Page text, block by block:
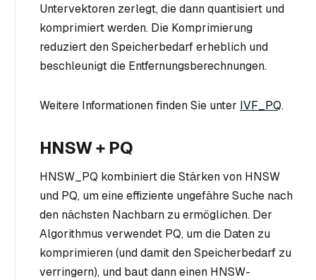
Untervektoren zerlegt, die dann quantisiert und
komprimiert werden. Die Komprimierung
reduziert den Speicherbedarf erheblich und
beschleunigt die Entfernungsberechnungen.
Weitere Informationen finden Sie unter IVF_PQ.
HNSW + PQ
HNSW_PQ kombiniert die Stärken von HNSW
und PQ, um eine effiziente ungefähre Suche nach
den nächsten Nachbarn zu ermöglichen. Der
Algorithmus verwendet PQ, um die Daten zu
komprimieren (und damit den Speicherbedarf zu
verringern), und baut dann einen HNSW-